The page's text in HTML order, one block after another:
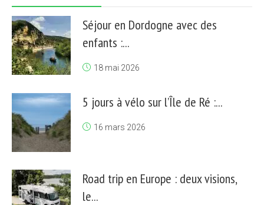
Séjour en Dordogne avec des
enfants :...
18 mai 2026
5 jours à vélo sur l’Île de Ré :...
16 mars 2026
Road trip en Europe : deux visions,
le...